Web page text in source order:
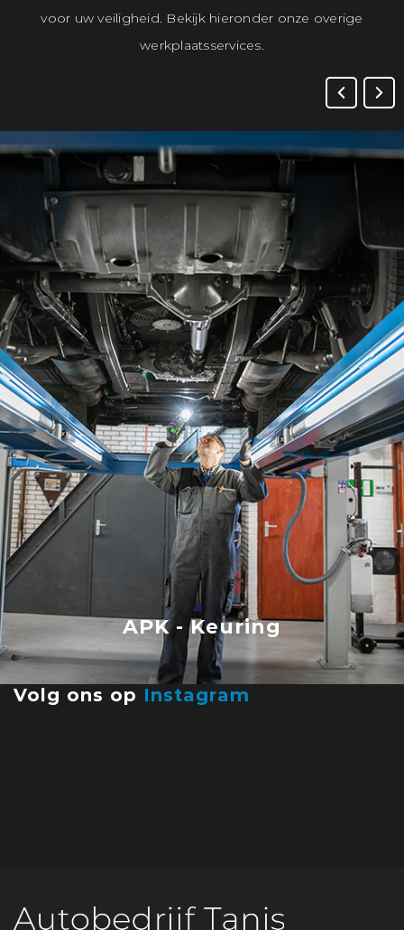
voor uw veiligheid. Bekijk hieronder onze overige
werkplaatsservices.
APK - Keuring
Volg ons op Instagram